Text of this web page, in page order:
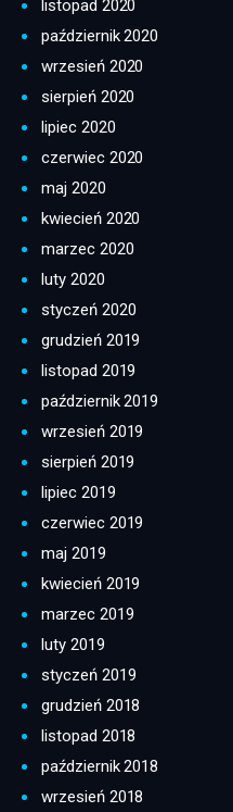
listopad 2020
październik 2020
wrzesień 2020
sierpień 2020
lipiec 2020
czerwiec 2020
maj 2020
kwiecień 2020
marzec 2020
luty 2020
styczeń 2020
grudzień 2019
listopad 2019
październik 2019
wrzesień 2019
sierpień 2019
lipiec 2019
czerwiec 2019
maj 2019
kwiecień 2019
marzec 2019
luty 2019
styczeń 2019
grudzień 2018
listopad 2018
październik 2018
wrzesień 2018